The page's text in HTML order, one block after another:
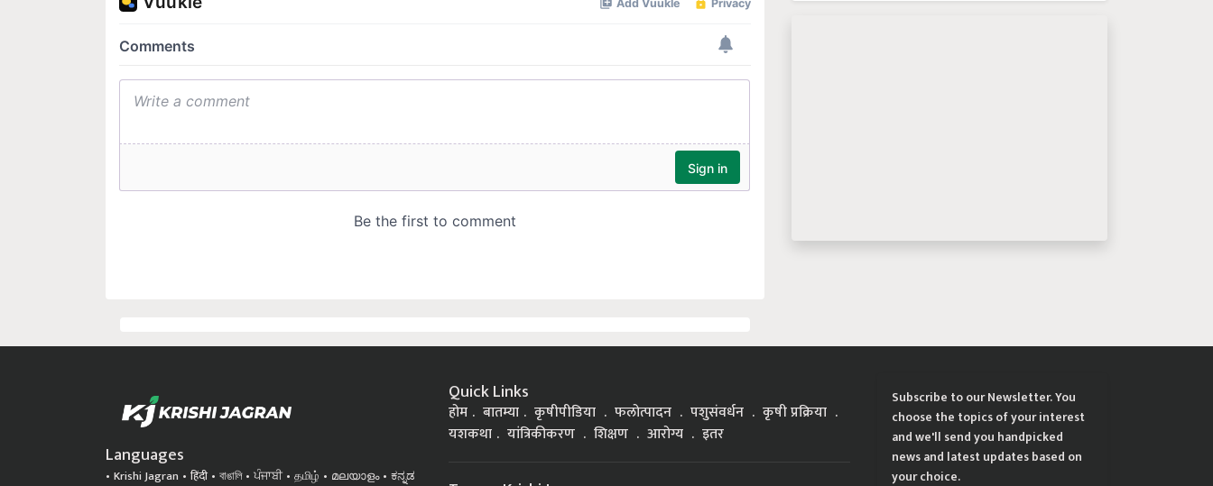
Languages
Krishi Jagran हिंदी বাঙালি ਪੰਜਾਬੀ தமிழ் മലയാളം
ಕನ್ನಡ
Quick Links
होम बातम्या कृषीपीडिया फलोत्पादन पशुसंवर्धन
कृषी प्रक्रिया
यशकथा
यांत्रिकीकरण शिक्षण आरोग्य इतर
Subscribe to our Newsletter. You
choose the topics of your interest
and we'll send you handpicked
news and latest updates based on
your choice.